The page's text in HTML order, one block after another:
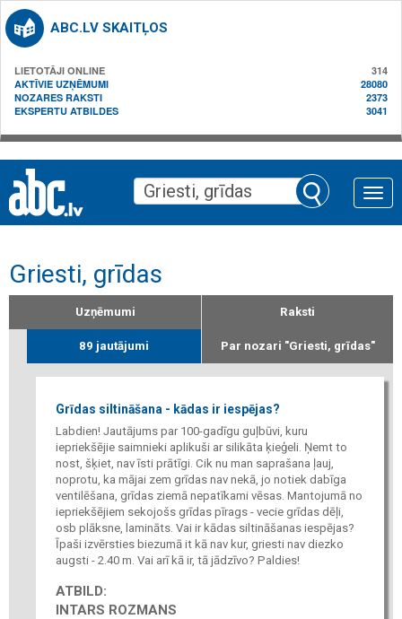
ABC.LV SKAITĻOS
LIETOTĀJI ONLINE
314
AKTĪVIE UZŅĒMUMI
28080
NOZARES RAKSTI
2373
EKSPERTU ATBILDES
3041
Toggle
Griesti, grīdas
Uzņēmumi Raksti
89 jautājumi Par nozari "Griesti, grīdas"
Grīdas siltināšana - kādas ir iespējas?
Labdien! Jautājums par 100-gadīgu guļbūvi, kuru
iepriekšējie saimnieki aplikuši ar silikāta ķieģeli. Ņemt to
nost, šķiet, nav īsti prātīgi. Cik nu man saprašana ļauj,
noprotu, ka mājai zem grīdas nav nekā, jo notiek dabīga
ventilēšana, grīdas ziemā nepatīkami vēsas. Mantojumā no
iepriekšējiem sekojošs grīdas pīrags - vecie grīdas dēļi,
osb plāksne, lamināts. Vai ir kādas siltināšanas iespējas?
Īpaši izvērsties biezumā it kā nav kur, griesti nav diezko
augsti - 2.40 m. Vai arī kā ir, tā jādzīvo? Paldies!
ATBILD:
INTARS ROZMANS